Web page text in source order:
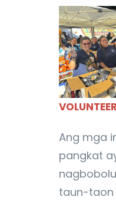
VOLUNTEER
Ang mga
pangkat
taun-taon